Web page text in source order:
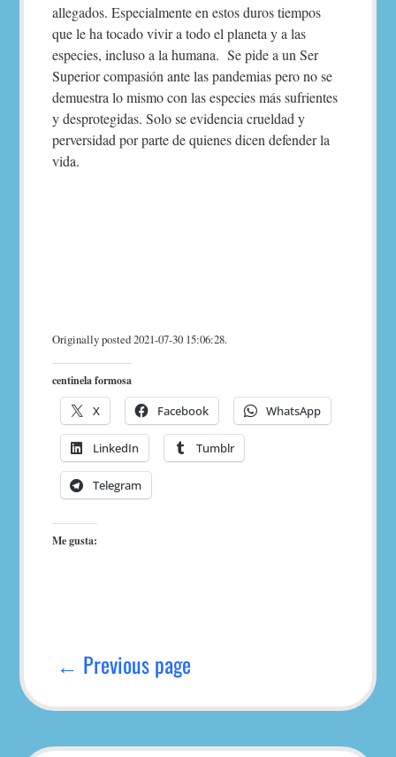
allegados. Especialmente en estos duros tiempos
que le ha tocado vivir a todo el planeta y a las
especies, incluso a la humana. Se pide a un Ser
Superior compasión ante las pandemias pero no se
demuestra lo mismo con las especies más sufrientes
y desprotegidas. Solo se evidencia crueldad y
perversidad por parte de quienes dicen defender la
vida.
Originally posted 2021-07-30 15:06:28.
centinela formosa
X Facebook WhatsApp
LinkedIn Tumblr
Telegram
Me gusta:
entradas
← Previous page